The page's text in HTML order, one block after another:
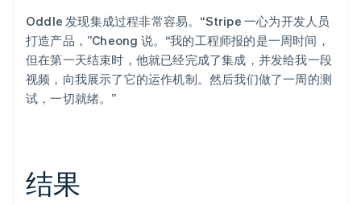
Oddle 发现集成过程非常容易。“Stripe 一心为开发人员
打造产品，”Cheong 说。“我的工程师报的是一周时间，
但在第一天结束时，他就已经完成了集成，并发给我一段
视频，向我展示了它的运作机制。然后我们做了一周的测
试，一切就绪。”
结果